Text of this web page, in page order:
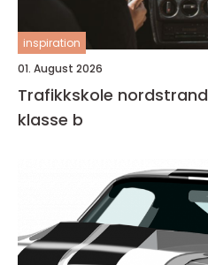
inspiration
01. August 2026
Trafikkskole nordstrand trygg vei til førerkort
klasse b